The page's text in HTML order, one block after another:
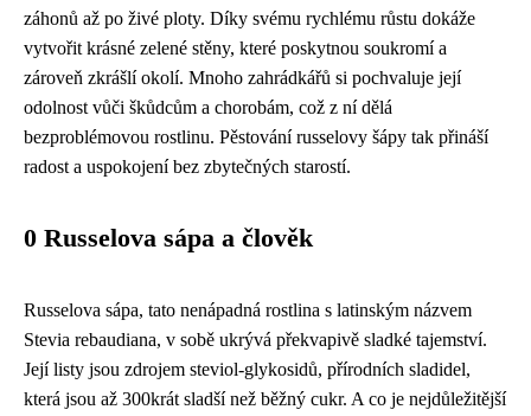
záhonů až po živé ploty. Díky svému rychlému růstu dokáže
vytvořit krásné zelené stěny, které poskytnou soukromí a
zároveň zkrášlí okolí. Mnoho zahrádkářů si pochvaluje její
odolnost vůči škůdcům a chorobám, což z ní dělá
bezproblémovou rostlinu. Pěstování russelovy šápy tak přináší
radost a uspokojení bez zbytečných starostí.
0 Russelova sápa a člověk
Russelova sápa, tato nenápadná rostlina s latinským názvem
Stevia rebaudiana, v sobě ukrývá překvapivě sladké tajemství.
Její listy jsou zdrojem steviol-glykosidů, přírodních sladidel,
která jsou až 300krát sladší než běžný cukr. A co je nejdůležitější